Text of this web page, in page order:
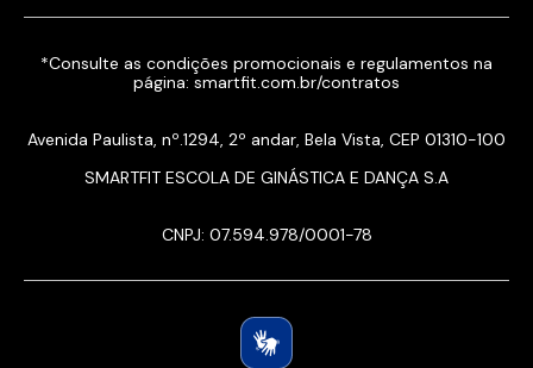
*Consulte as condições promocionais e regulamentos na
página: smartfit.com.br/contratos
Avenida Paulista, nº.1294, 2º andar, Bela Vista, CEP 01310-100
SMARTFIT ESCOLA DE GINÁSTICA E DANÇA S.A
CNPJ: 07.594.978/0001-78